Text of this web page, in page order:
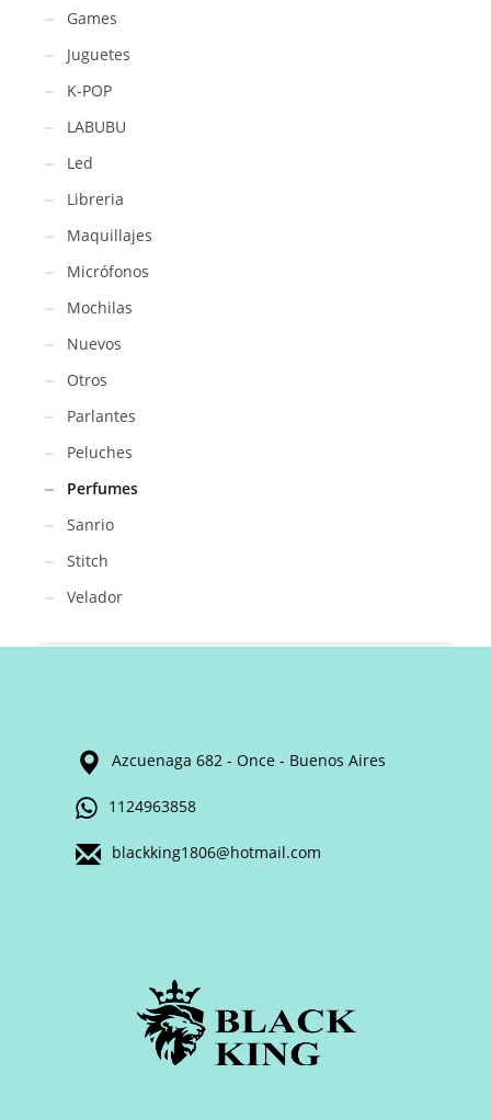
Games
Juguetes
K-POP
LABUBU
Led
Libreria
Maquillajes
Micrófonos
Mochilas
Nuevos
Otros
Parlantes
Peluches
Perfumes
Sanrio
Stitch
Velador
Azcuenaga 682 - Once - Buenos Aires
1124963858
blackking1806@hotmail.com